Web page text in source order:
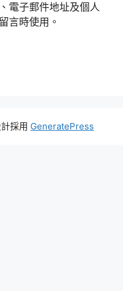
電子郵件地址及個人
言時使用。
採用 GeneratePress